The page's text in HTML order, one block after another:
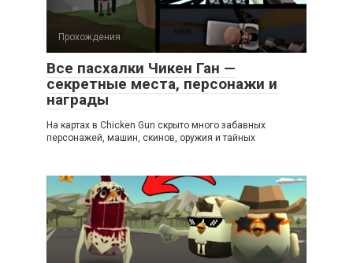
Прохождения
Все пасхалки Чикен Ган —
секретные места, персонажи и
награды
На картах в Chicken Gun скрыто много забавных
персонажей, машин, скинов, оружия и тайных